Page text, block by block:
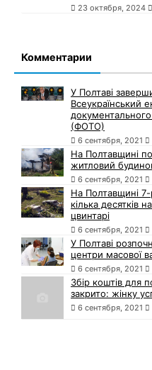
23 октября, 2024
Комментарии
У Полтаві
Всеукраїнський
(ФОТО)
6 сентября, 2021
На Полтавщині
житловий
6 сентября, 2021
На Полтавщині 7-
кілька десятків
цвинтарі
6 сентября, 2021
У Полтаві
центри масової
6 сентября, 2021
Збір коштів для
закрито: жінку
6 сентября, 2021